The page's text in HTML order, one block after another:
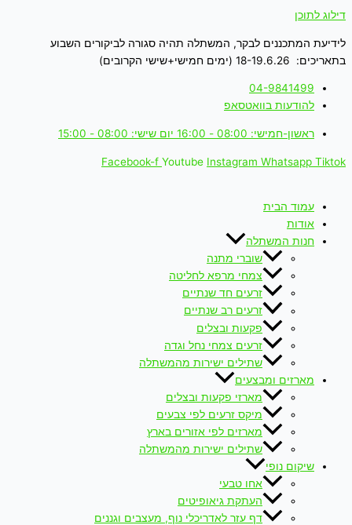
דילוג לתוכן
לידיעת המתכננים לבקר, המשתלה תהיה סגורה לביקורים השבוע
בתאריכים: 18-19.6.26 (ימים חמישי+שישי הקרובים)
04-9841499
להודעות בוואטסאפ
ראשון-חמישי: 08:00 - 16:00 יום שישי: 08:00 - 15:00
Facebook-f Youtube Instagram Whatsapp Tiktok
עמוד הבית
אודות
חנות המשתלה
שוברי מתנה
צמחי מרפא לחליטה
זרעים חד שנתיים
זרעים רב שנתיים
פקעות ובצלים
זרעים צמחי נחל וגדה
שתילים ישירות מהמשתלה
מארזים ומבצעים
מארזי פקעות ובצלים
מיקס זרעים לפי צבעים
מארזים לפי אזורים בארץ
שתילים ישירות מהמשתלה
שיקום נופי
אחו טבעי
העתקת גיאופיטים
דף עזר לאדריכלי נוף, מעצבים וגננים